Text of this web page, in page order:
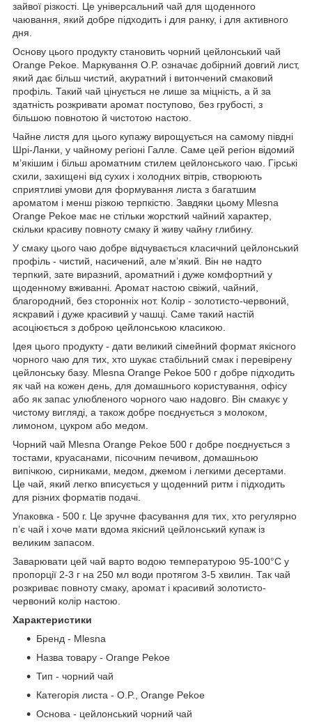
зайвої різкості. Це універсальний чай для щоденного
чаювання, який добре підходить і для ранку, і для активного
дня.
Основу цього продукту становить чорний цейлонський чай
Orange Pekoe. Маркування O.P. означає добірний довгий лист,
який дає більш чистий, акуратний і витончений смаковий
профіль. Такий чай цінується не лише за міцність, а й за
здатність розкривати аромат поступово, без грубості, з
більшою повнотою й чистотою настою.
Чайне листя для цього купажу вирощується на самому півдні
Шрі-Ланки, у чайному регіоні Галле. Саме цей регіон відомий
м’якішим і більш ароматним стилем цейлонського чаю. Гірські
схили, захищені від сухих і холодних вітрів, створюють
сприятливі умови для формування листа з багатшим
ароматом і менш різкою терпкістю. Завдяки цьому Mlesna
Orange Pekoe має не стільки жорсткий чайний характер,
скільки красиву повноту смаку й живу чайну глибину.
У смаку цього чаю добре відчувається класичний цейлонський
профіль - чистий, насичений, але м’який. Він не надто
терпкий, зате виразний, ароматний і дуже комфортний у
щоденному вживанні. Аромат настою свіжий, чайний,
благородний, без сторонніх нот. Колір - золотисто-червоний,
яскравий і дуже красивий у чашці. Саме такий настій
асоціюється з доброю цейлонською класикою.
Ідея цього продукту - дати великий сімейний формат якісного
чорного чаю для тих, хто шукає стабільний смак і перевірену
цейлонську базу. Mlesna Orange Pekoe 500 г добре підходить
як чай на кожен день, для домашнього користування, офісу
або як запас улюбленого чорного чаю надовго. Він смакує у
чистому вигляді, а також добре поєднується з молоком,
лимоном, цукром або медом.
Чорний чай Mlesna Orange Pekoe 500 г добре поєднується з
тостами, круасанами, пісочним печивом, домашньою
випічкою, сирниками, медом, джемом і легкими десертами.
Це чай, який легко вписується у щоденний ритм і підходить
для різних форматів подачі.
Упаковка - 500 г. Це зручне фасування для тих, хто регулярно
п’є чай і хоче мати вдома якісний цейлонський купаж із
великим запасом.
Заварювати цей чай варто водою температурою 95-100°C у
пропорції 2-3 г на 250 мл води протягом 3-5 хвилин. Так чай
розкриває повноту смаку, аромат і красивий золотисто-
червоний колір настою.
Характеристики
Бренд - Mlesna
Назва товару - Orange Pekoe
Тип - чорний чай
Категорія листа - O.P., Orange Pekoe
Основа - цейлонський чорний чай